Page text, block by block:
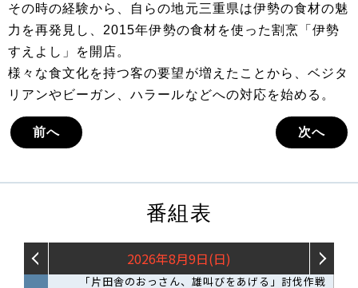
その時の経験から、自らの地元三重県は伊勢の食材の魅
力を再発見し、2015年伊勢の食材を使った割烹「伊勢
すえよし」を開店。
様々な食文化を持つ客の要望が増えたことから、ベジタ
リアンやビーガン、ハラールなどへの対応を始める。
前へ 次へ
番組表